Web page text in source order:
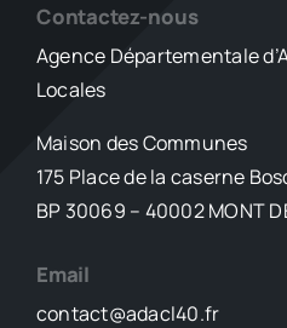
Contactez-nous
Agence Départementale
Locales
Maison des Communes
175 Place de la caserne
BP 30069 – 40002 MONT
Email
contact@adacl40.fr